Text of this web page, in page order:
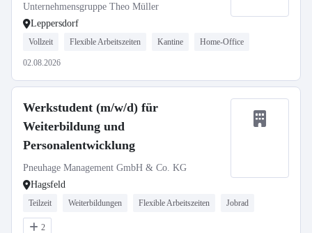
Unternehmensgruppe Theo Müller
Leppersdorf
Vollzeit Flexible Arbeitszeiten Kantine Home-Office
02.08.2026
Werkstudent (m/w/d) für
Weiterbildung und
Personalentwicklung
Pneuhage Management GmbH & Co. KG
Hagsfeld
Teilzeit Weiterbildungen Flexible Arbeitszeiten Jobrad
2